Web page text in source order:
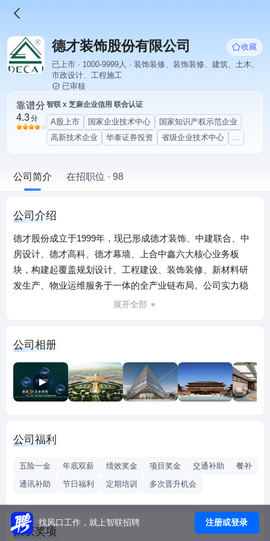
德才装饰股份有限公司
收藏
已上市 · 1000-9999人 · 装饰装修、装饰装修、建筑、土木、
市政设计、工程施工
已审核
靠谱分
4.3分
智联 x 芝麻企业信用 联合认证
A股上市 国家企业技术中心
国家知识产权示范企业
高新技术企业
华泰证券投资 省级企业技术中心 ...
公司简介 在招职位 · 98
公司介绍
德才股份成立于1999年，现已形成德才装饰、中建联合、中
房设计、德才高科、德才幕墙、上合中鑫六大核心业务板
块，构建起覆盖规划设计、工程建设、装饰装修、新材料研
发生产、物业运维服务于一体的全产业链布局。公司实力稳
居行业前列，现位列全国建筑装饰金属门窗行业第1名，全国
德才股份先后荣获鲁班奖、詹天佑奖、国优奖、全国装饰
奖、安装之星、泰山杯等国家级、省市级工程奖项400余项。
展开全部
公司相册
公司福利
五险一金 年底双薪 绩效奖金 项目奖金 交通补助
餐补
通讯补助
节日福利 定期培训 多次晋升机会
荣获奖项
找风口工作，就上智联招聘 注册或登录